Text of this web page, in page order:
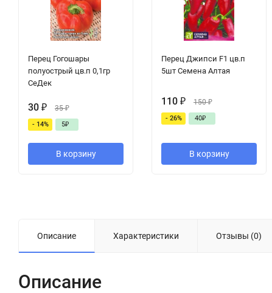
Перец Гогошары
полуострый цв.п 0,1гр
СеДек
30 ₽ 35₽
- 14% 5₽
В корзину
Перец Джипси F1 цв.п
5шт Семена Алтая
110 ₽ 150₽
- 26% 40₽
В корзину
Описание Характеристики Отзывы (0)
Описание